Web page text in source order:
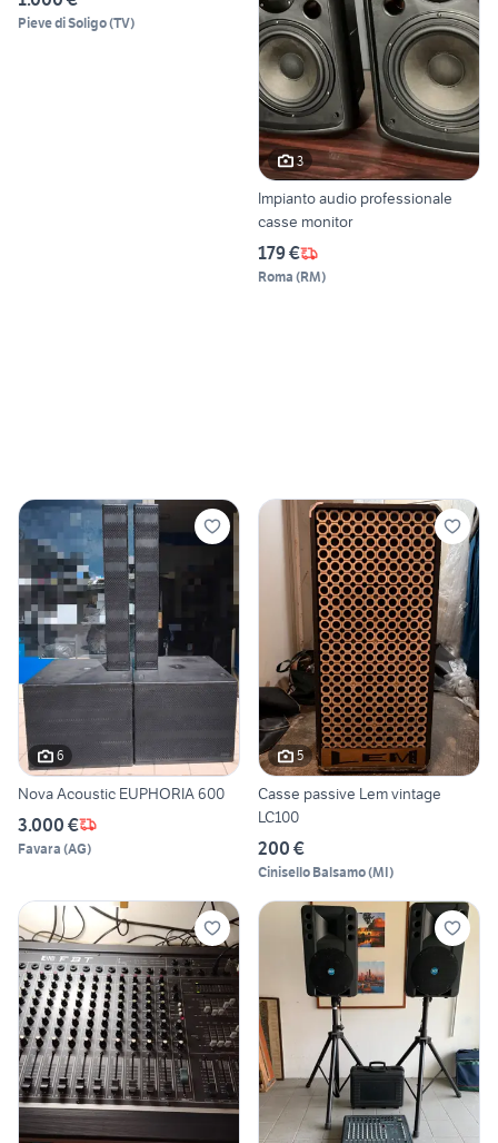
Pieve di Soligo(TV)
3
Impianto audio professionale
casse monitor
179 €
Roma (RM)
6
Nova Acoustic EUPHORIA 600
3.000 €
Favara (AG)
5
Casse passive Lem vintage
LC100
200 €
Cinisello Balsamo(MI)